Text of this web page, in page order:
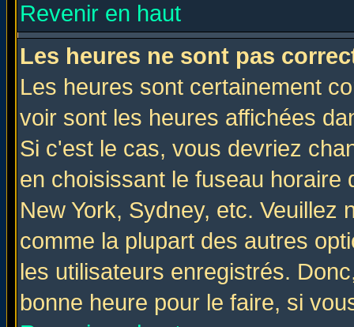
Revenir en haut
Les heures ne sont pas
Les heures sont certainement
voir sont les heures affichées
Si c'est le cas, vous devriez
en choisissant le fuseau
New York, Sydney, etc. Veuillez
comme la plupart des autres
les utilisateurs enregistrés.
bonne heure pour le faire, si